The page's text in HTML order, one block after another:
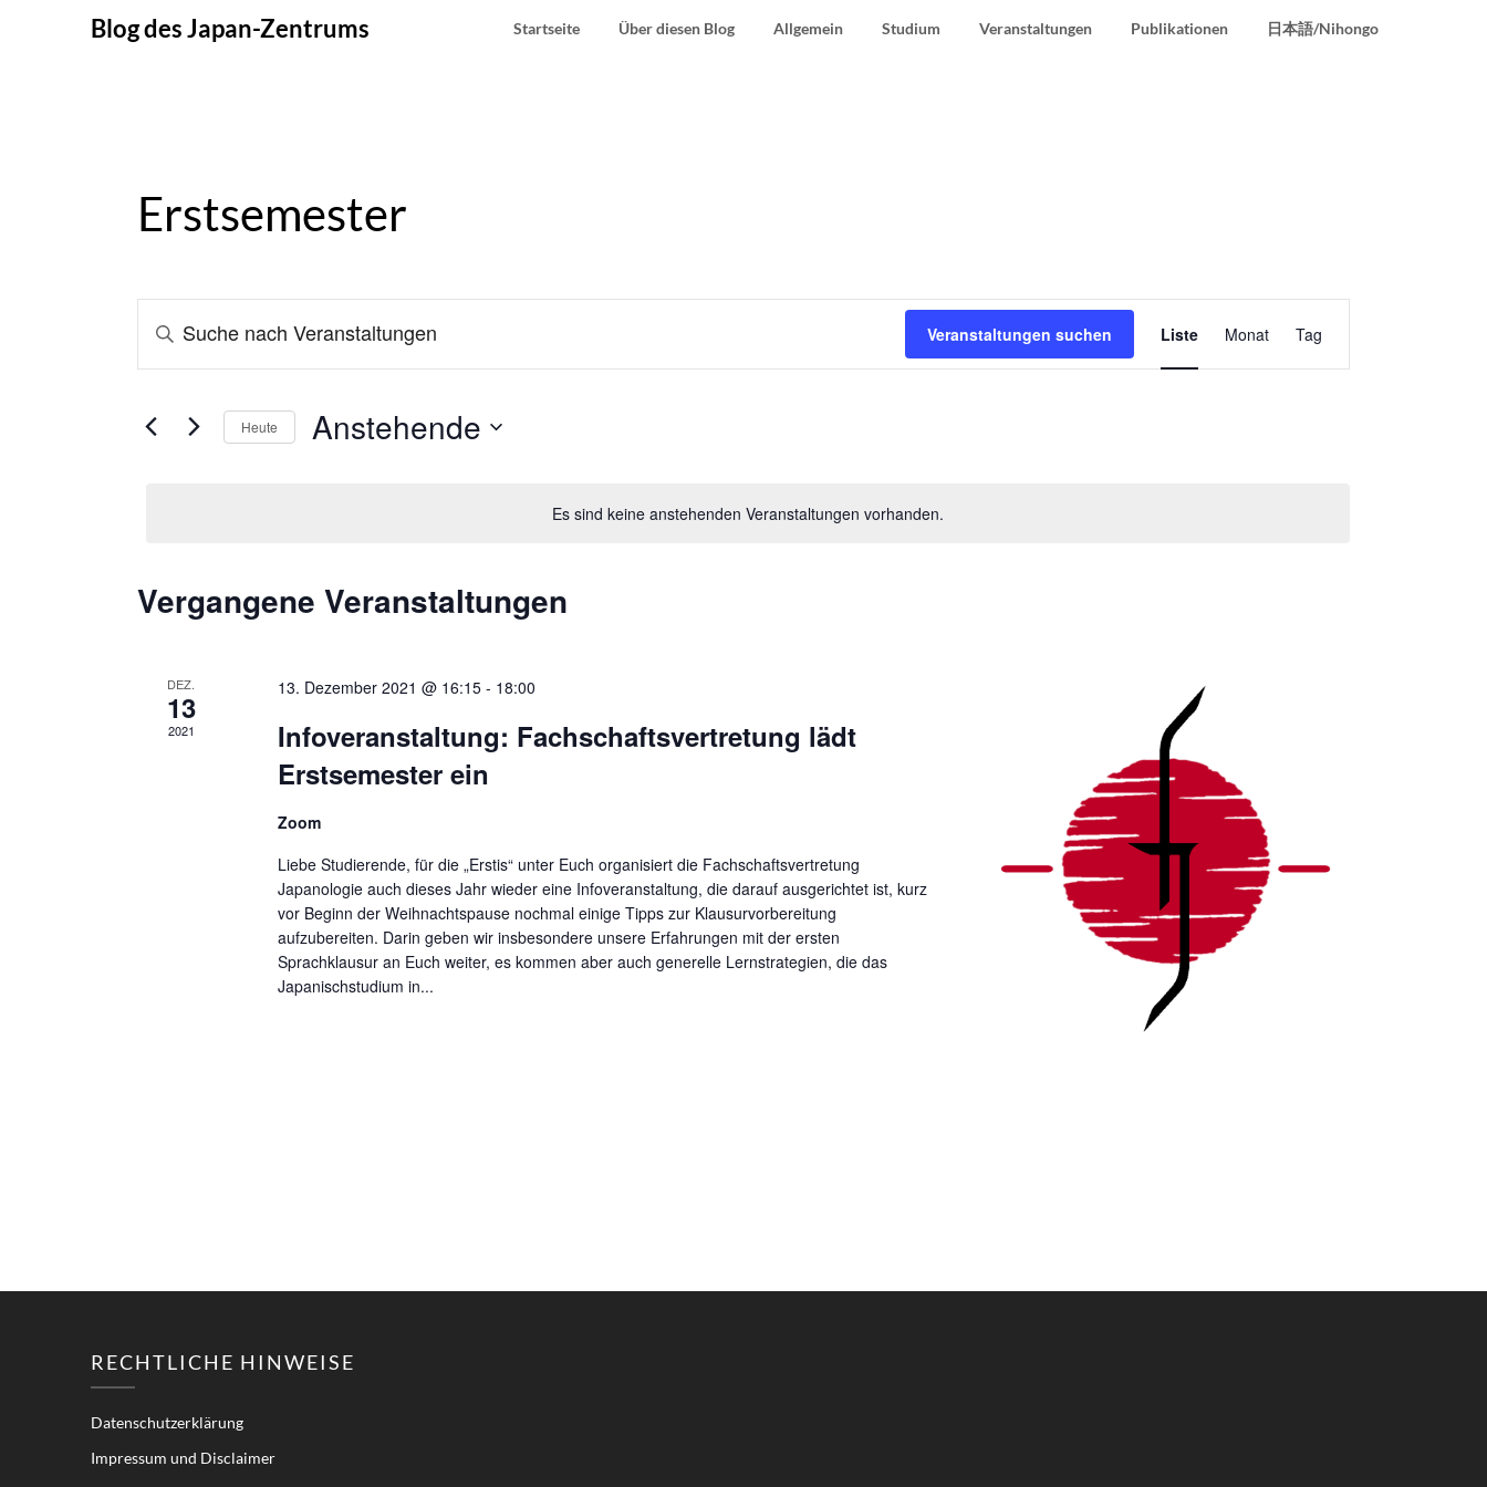
Blog des Japan-Zentrums Startseite Über diesen Blog Allgemein Studium Veranstaltungen Publikationen 日本語/Nihongo
Erstsemester
Es sind keine anstehenden Veranstaltungen vorhanden.
Veranstaltungen
Suche
Ansichten,
BITTE
SUCHE
NACH
Veranstaltungen suchen
Ansichten-
Liste Monat Tag
Heute Anstehende
Vergangene Veranstaltungen
DEZ.
13
2021
13. Dezember 2021 @ 16:15 - 18:00
Infoveranstaltung: Fachschaftsvertretung lädt
Erstsemester ein
Zoom
Liebe Studierende, für die „Erstis“ unter Euch organisiert die Fachschaftsvertretung
Japanologie auch dieses Jahr wieder eine Infoveranstaltung, die darauf ausgerichtet ist, kurz
vor Beginn der Weihnachtspause nochmal einige Tipps zur Klausurvorbereitung
aufzubereiten. Darin geben wir insbesondere unsere Erfahrungen mit der ersten
Sprachklausur an Euch weiter, es kommen aber auch generelle Lernstrategien, die das
Japanischstudium in...
RECHTLICHE HINWEISE
Datenschutzerklärung
Impressum und Disclaimer